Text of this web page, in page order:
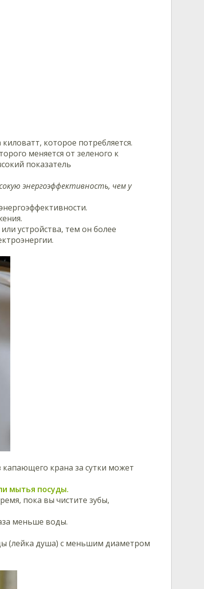
которое потребляется.
меняется от зеленого к
показатель
энергоэффективность, чем у
устройства, тем он более
крана за сутки может
мытья посуды.
пока вы чистите зубы,
меньше воды.
(лейка душа) с меньшим диаметром